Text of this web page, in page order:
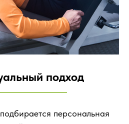
подход
персональная